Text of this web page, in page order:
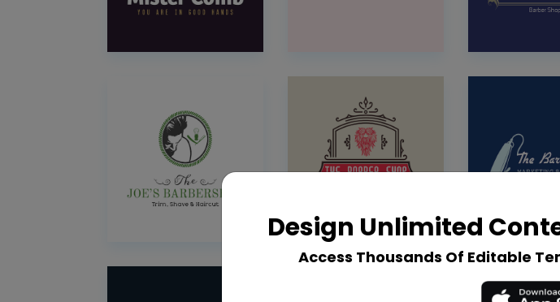
Design Unlimited
Access Thousands Of Editable